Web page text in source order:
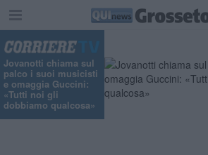
Jovanotti chiama sul
palco i suoi musicisti
e omaggia Guccini:
«Tutti noi gli
dobbiamo qualcosa»